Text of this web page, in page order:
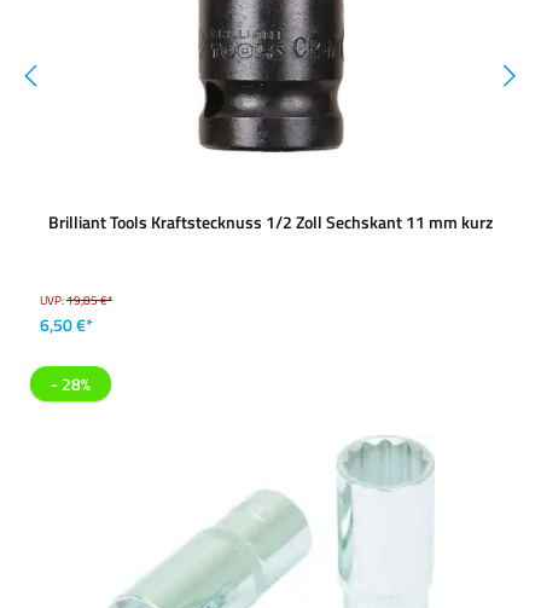
Brilliant Tools Kraftstecknuss 1/2 Zoll Sechskant 11 mm kurz
UVP:19,85 €*
6,50 €*
- 28%